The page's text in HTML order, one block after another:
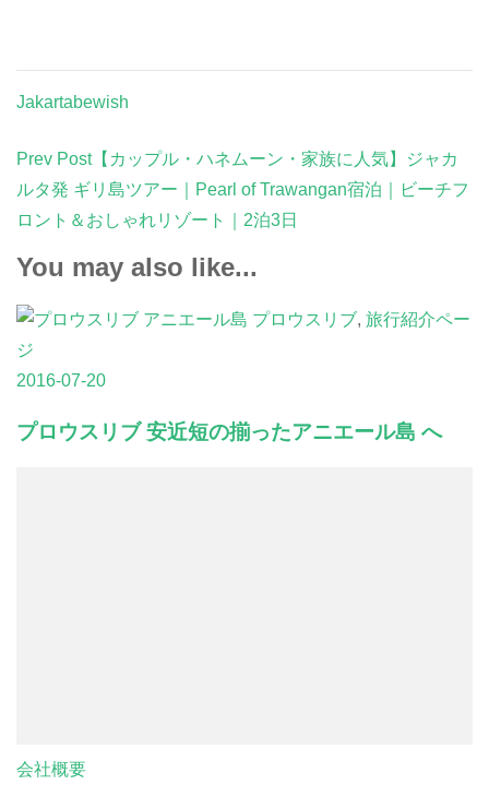
Jakartabewish
Post
Navigation
Prev Post【カップル・ハネムーン・家族に人気】ジャカ
ルタ発 ギリ島ツアー｜Pearl of Trawangan宿泊｜ビーチフ
ロント＆おしゃれリゾート｜2泊3日
You may also like...
プロウスリブ, 旅行紹介ペー
ジ
2016-07-20
プロウスリブ 安近短の揃ったアニエール島 へ
会社概要